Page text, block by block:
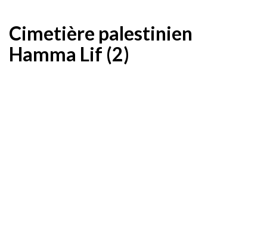
Cimetière palestinien
Hamma Lif (2)